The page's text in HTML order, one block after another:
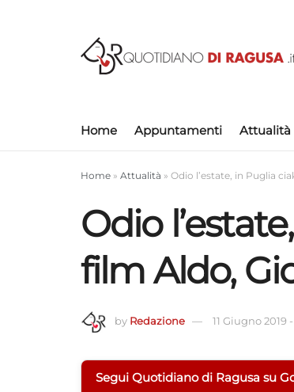
Home Appuntamenti Attualità
Home » Attualità » Odio l’estate, in Puglia
Odio
film Aldo,
by Redazione 11 Giugno 2019 -
Segui Quotidiano di Ragusa su